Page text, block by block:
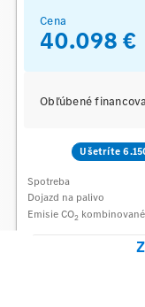
Cena
40.098 €
Obľúbené
Ušetríte
Spotreba
Dojazd na palivo
Emisie CO2 kombinované